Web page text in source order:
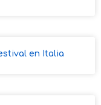
en Italia